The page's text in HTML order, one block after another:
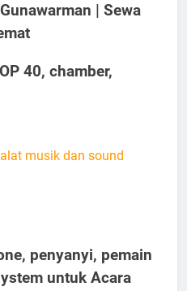
| Sewa
40, chamber,
musik dan sound
penyanyi, pemain
untuk Acara